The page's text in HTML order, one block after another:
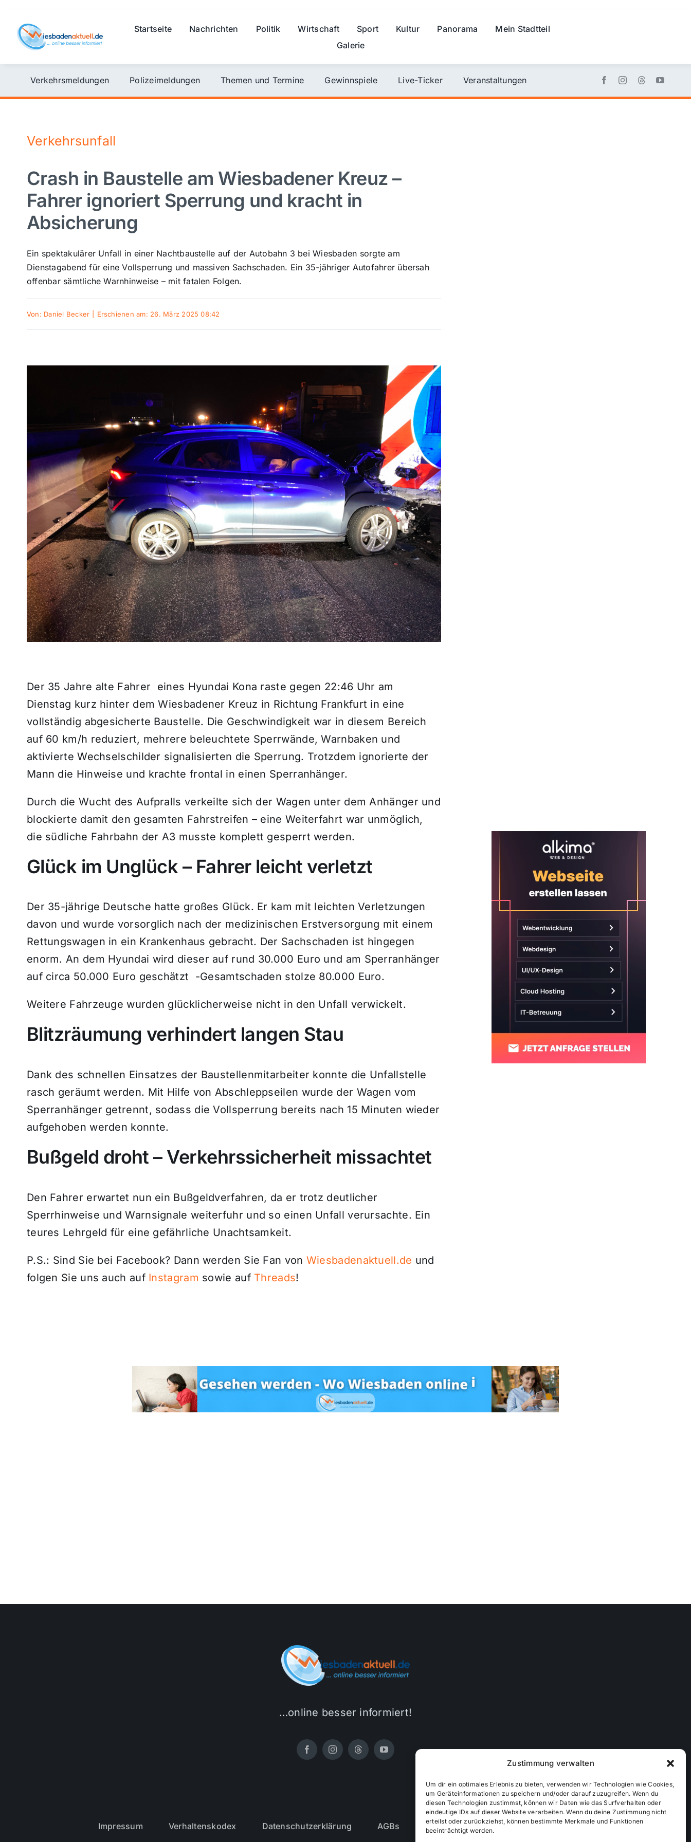
Zustimmung verwalten
Um dir ein optimales Erlebnis zu bieten, verwenden wir Technologien wie Cookies,
um Geräteinformationen zu speichern und/oder darauf zuzugreifen. Wenn du
diesen Technologien zustimmst, können wir Daten wie das Surfverhalten oder
eindeutige IDs auf dieser Website verarbeiten. Wenn du deine Zustimmung nicht
erteilst oder zurückziehst, können bestimmte Merkmale und Funktionen
beeinträchtigt werden.
content
Startseite Nachrichten Politik Wirtschaft Sport Kultur Panorama
Mein Stadtteil
Galerie
Verkehrsmeldungen Polizeimeldungen Themen und Termine Gewinnspiele Live-Ticker Veranstaltungen
Verkehrsunfall
Crash in Baustelle am Wiesbadener Kreuz –
Fahrer ignoriert Sperrung und kracht in
Absicherung
Ein spektakulärer Unfall in einer Nachtbaustelle auf der Autobahn 3 bei Wiesbaden sorgte am
Dienstagabend für eine Vollsperrung und massiven Sachschaden. Ein 35-jähriger Autofahrer übersah
offenbar sämtliche Warnhinweise – mit fatalen Folgen.
Von: Daniel Becker Erschienen am: 26. März 2025 08:42
Der 35 Jahre alte Fahrer eines Hyundai Kona raste gegen 22:46 Uhr am
Dienstag kurz hinter dem Wiesbadener Kreuz in Richtung Frankfurt in eine
vollständig abgesicherte Baustelle. Die Geschwindigkeit war in diesem Bereich
auf 60 km/h reduziert, mehrere beleuchtete Sperrwände, Warnbaken und
aktivierte Wechselschilder signalisierten die Sperrung. Trotzdem ignorierte der
Mann die Hinweise und krachte frontal in einen Sperranhänger.
Durch die Wucht des Aufpralls verkeilte sich der Wagen unter dem Anhänger und
blockierte damit den gesamten Fahrstreifen – eine Weiterfahrt war unmöglich,
die südliche Fahrbahn der A3 musste komplett gesperrt werden.
Glück im Unglück – Fahrer leicht verletzt
Der 35-jährige Deutsche hatte großes Glück. Er kam mit leichten Verletzungen
davon und wurde vorsorglich nach der medizinischen Erstversorgung mit einem
Rettungswagen in ein Krankenhaus gebracht. Der Sachschaden ist hingegen
enorm. An dem Hyundai wird dieser auf rund 30.000 Euro und am Sperranhänger
auf circa 50.000 Euro geschätzt -Gesamtschaden stolze 80.000 Euro.
Weitere Fahrzeuge wurden glücklicherweise nicht in den Unfall verwickelt.
Blitzräumung verhindert langen Stau
Dank des schnellen Einsatzes der Baustellenmitarbeiter konnte die Unfallstelle
rasch geräumt werden. Mit Hilfe von Abschleppseilen wurde der Wagen vom
Sperranhänger getrennt, sodass die Vollsperrung bereits nach 15 Minuten wieder
aufgehoben werden konnte.
Bußgeld droht – Verkehrssicherheit missachtet
Den Fahrer erwartet nun ein Bußgeldverfahren, da er trotz deutlicher
Sperrhinweise und Warnsignale weiterfuhr und so einen Unfall verursachte. Ein
teures Lehrgeld für eine gefährliche Unachtsamkeit.
P.S.: Sind Sie bei Facebook? Dann werden Sie Fan von Wiesbadenaktuell.de und
folgen Sie uns auch auf Instagram sowie auf Threads!
…online besser informiert!
Impressum Verhaltenskodex Datenschutzerklärung AGBs Cookie-Richtlinie (EU) Mediendaten